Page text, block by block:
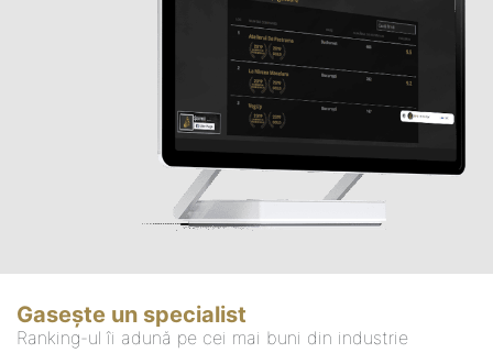
Gasește un specialist
Ranking-ul îi adună pe cei mai buni din industrie